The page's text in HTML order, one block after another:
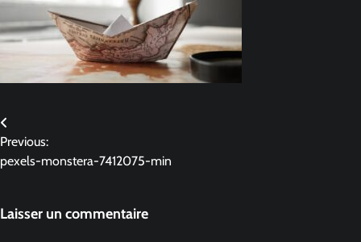
Previous:
pexels-monstera-7412075-min
Laisser un commentaire